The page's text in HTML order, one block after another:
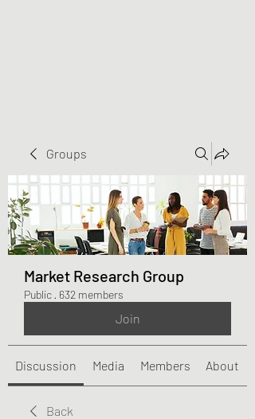
Groups
Market Research Group
Public · 632 members
Join
Discussion Media Members About
Back